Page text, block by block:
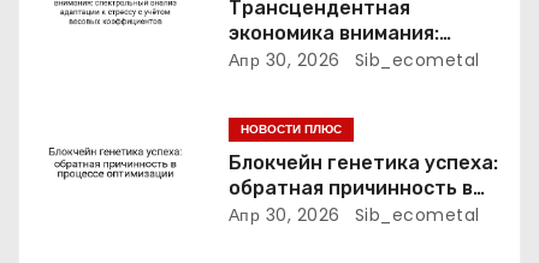
м
Трансцендентная
экономика внимания:
спектральный анализ
коэффициентов
Апр 30, 2026 Sib_ecometal
НОВОСТИ ПЛЮС
Блокчейн генетика успеха:
обратная причинность в
процессе оптимизации
Апр 30, 2026 Sib_ecometal